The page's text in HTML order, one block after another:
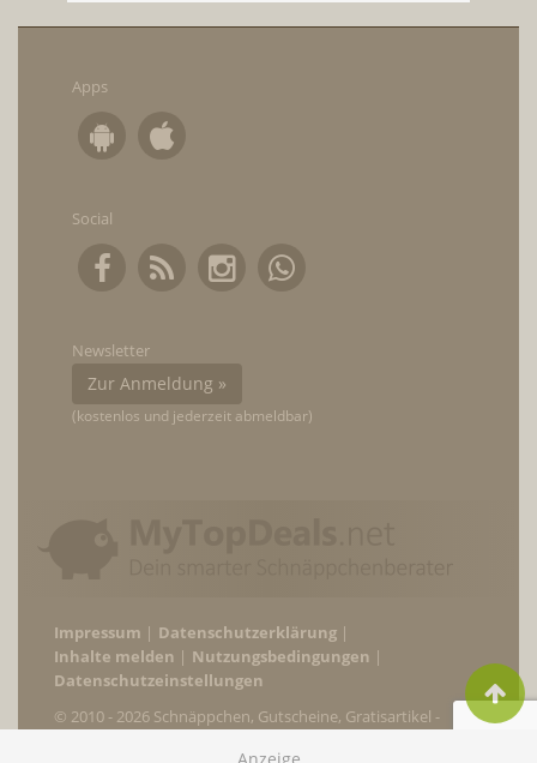
Apps
Social
Newsletter
Zur Anmeldung »
(kostenlos und jederzeit abmeldbar)
Impressum
Datenschutzerklärung
Inhalte melden
Nutzungsbedingungen
Datenschutzeinstellungen
© 2010 - 2026 Schnäppchen, Gutscheine, Gratisartikel -